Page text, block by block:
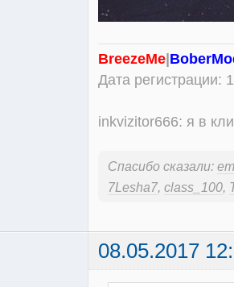
BreezeMe
Дата регистрации:
inkvizitor666: я в
Спасибо сказали:
7Lesha7, class_100,
08.05.2017